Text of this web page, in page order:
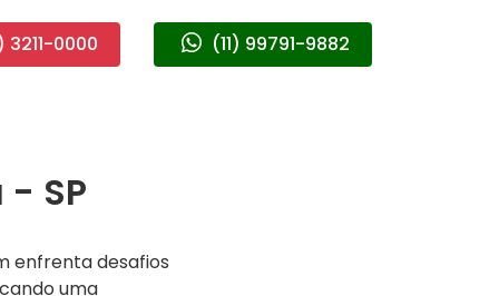
3211-0000 (11) 99791-9882
SP
enfrenta desafios
uma